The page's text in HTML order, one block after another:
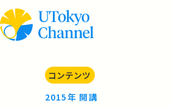
コンテンツ
2015年 開講